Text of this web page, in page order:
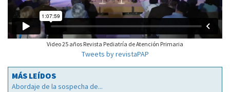
Video 25 años Revista Pediatría de Atención Primaria
Tweets by revistaPAP
MÁS LEÍDOS
Abordaje de la sospecha de...